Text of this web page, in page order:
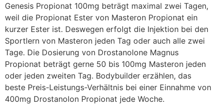
Genesis Propionat 100mg beträgt maximal zwei Tagen,
weil die Propionat Ester von Masteron Propionat ein
kurzer Ester ist. Deswegen erfolgt die Injektion bei den
Sportlern von Masteron jeden Tag oder auch alle zwei
Tage. Die Dosierung von Drostanolone Magnus
Propionat beträgt gerne 50 bis 100mg Masteron jeden
oder jeden zweiten Tag. Bodybuilder erzählen, das
beste Preis-Leistungs-Verhältnis bei einer Einnahme von
400mg Drostanolon Propionat jede Woche.